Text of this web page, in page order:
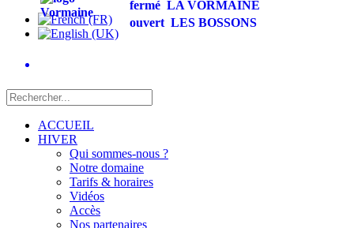
fermé LA VORMAINE
ouvert LES BOSSONS
ACCUEIL
HIVER
Qui sommes-nous ?
Notre domaine
Tarifs & horaires
Vidéos
Accès
Nos partenaires